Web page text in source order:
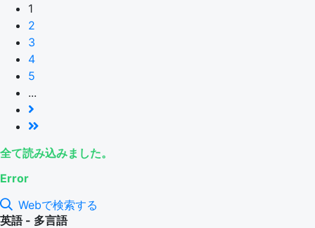
1
2
3
4
5
...
全て読み込みました。
Error
Webで検索する
英語 - 多言語